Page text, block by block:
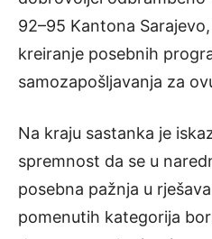
92–95 Kantona
kreiranje posebnih
samozapošljavanja za
Na kraju sastanka je
spremnost da se u
posebna pažnja u
pomenutih kategorija